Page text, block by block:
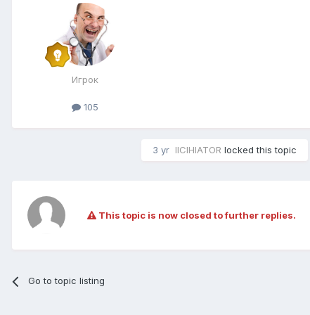
Игрок
105
3 yr IICIHIATOR locked this topic
This topic is now closed to further replies.
Go to topic listing